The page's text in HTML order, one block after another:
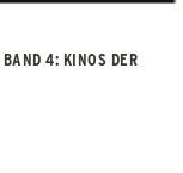
4: KINOS DER